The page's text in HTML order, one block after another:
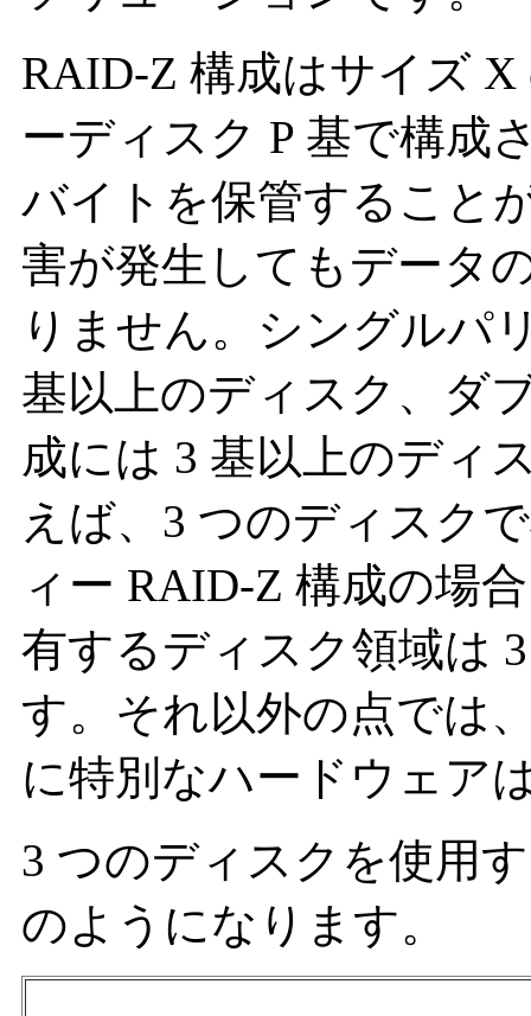
RAID-Z 構成はサイズ
ーディスク P 基で構成
バイトを保管すること
害が発生してもデータ
りません。シングルパ
基以上のディスク、ダ
成には 3 基以上のディ
えば、3 つのディスク
ィー RAID-Z 構成の場
有するディスク領域は
す。それ以外の点では
に特別なハードウェア
3 つのディスクを使用
のようになります。